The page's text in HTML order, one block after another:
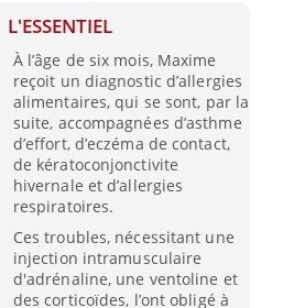
L'ESSENTIEL
À l’âge de six mois, Maxime
reçoit un diagnostic d’allergies
alimentaires, qui se sont, par la
suite, accompagnées d’asthme
d’effort, d’eczéma de contact,
de kératoconjonctivite
hivernale et d’allergies
respiratoires.
Ces troubles, nécessitant une
injection intramusculaire
d'adrénaline, une ventoline et
des corticoïdes, l’ont obligé à